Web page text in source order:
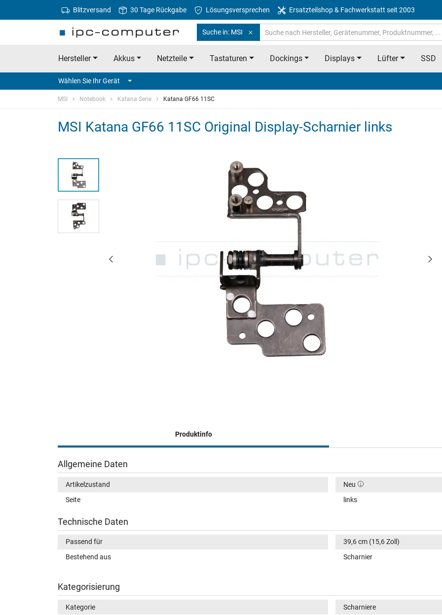
Blitzversand 30 Tage Rückgabe Lösungsversprechen Ersatzteilshop & Fachwerkstatt seit 2003
Suche in: MSI
Hersteller Akkus Netzteile Tastaturen Dockings Displays Lüfter SSD
Wählen Sie Ihr Gerät
MSI Notebook Katana Serie Katana GF66 11SC
MSI Katana GF66 11SC Original Display-Scharnier links
Produktinfo
Allgemeine Daten
Artikelzustand
Neu
Seite
links
Technische Daten
Passend für
39,6 cm (15,6 Zoll)
Bestehend aus
Scharnier
Kategorisierung
Kategorie
Scharniere